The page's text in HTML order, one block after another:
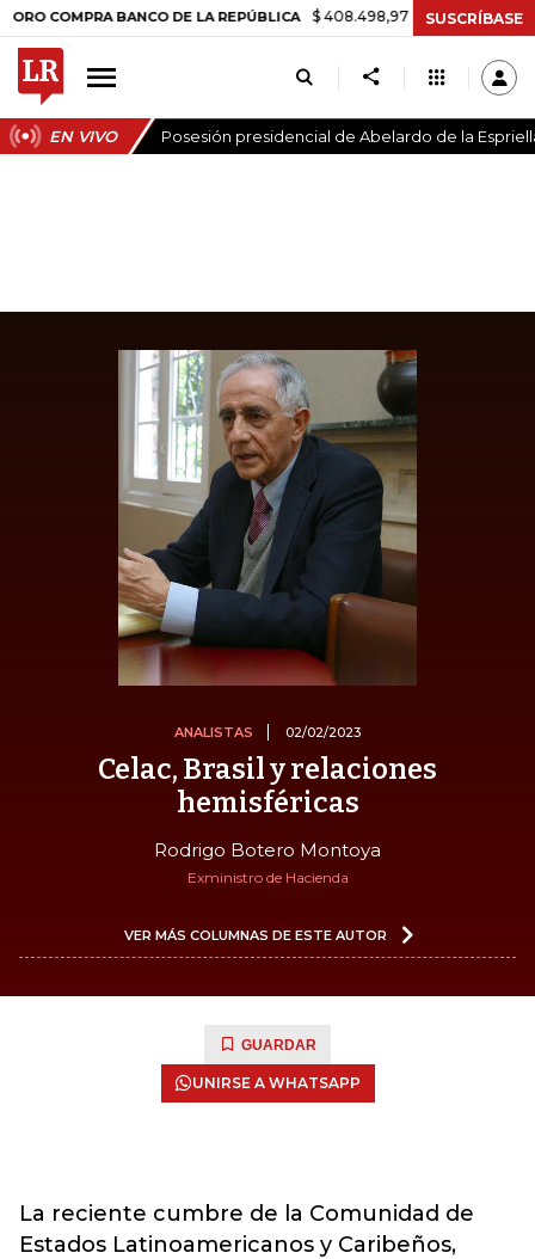
BANCO DE LA REPÚBLICA $ 408.498,97 +$ 8.753,81 +2,19%
SUSCRÍBASE
EN VIVO Posesión presidencial de Abelardo de la
ANALISTAS 02/02/2023
Celac, Brasil y relaciones
hemisféricas
Rodrigo Botero Montoya
Exministro de Hacienda
VER MÁS COLUMNAS DE ESTE AUTOR
GUARDAR
UNIRSE A WHATSAPP
La reciente cumbre de la Comunidad de
Estados Latinoamericanos y Caribeños,